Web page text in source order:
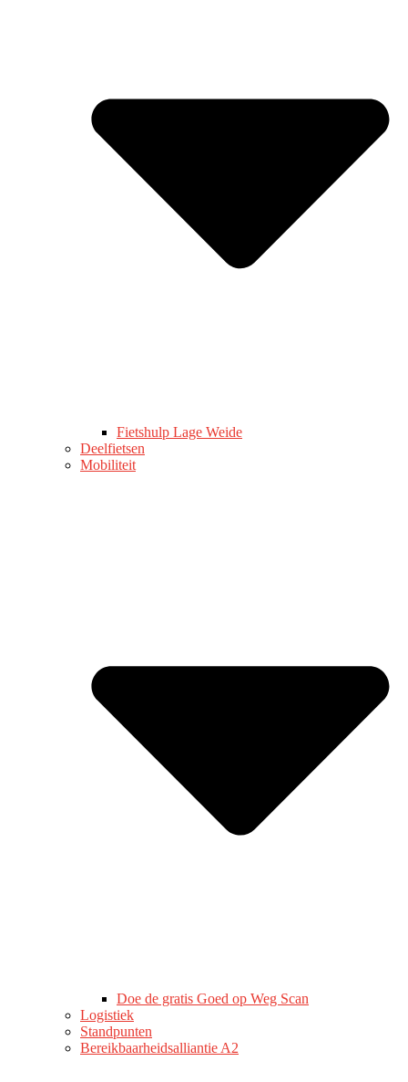
Fietshulp Lage Weide
Deelfietsen
Mobiliteit
Doe de gratis Goed op Weg Scan
Logistiek
Standpunten
Bereikbaarheidsalliantie A2